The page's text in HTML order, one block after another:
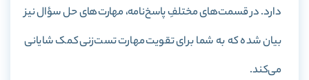
دارد. در قسمت‌های مختلفِ پاسخ‌نامه، مهارت‌های حل سؤال نیز
بیان شده که به شما برای تقویت مهارت تست‌زنی کمک شایانی
می‌کند.